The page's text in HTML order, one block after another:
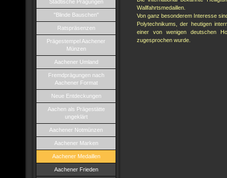
Städtische Prägungen
"Blinde Bauschen"
Ratspräsenzen
Prägestempel Aachener
Münzen
Aachener Umland
Fremdprägungen nach
Aachener Format
Neue Entdeckungen
Aachen als Prägestätte
ungeklärt
Aachener Notmünzen
Aachener Marken
Aachener Medaillen
Aachener Frieden
Wallfahrtsmedaillen.
Von ganz besonderem Interesse
Polytechnikums, der heutigen
einer von wenigen deutschen
zugesprochen wurde.